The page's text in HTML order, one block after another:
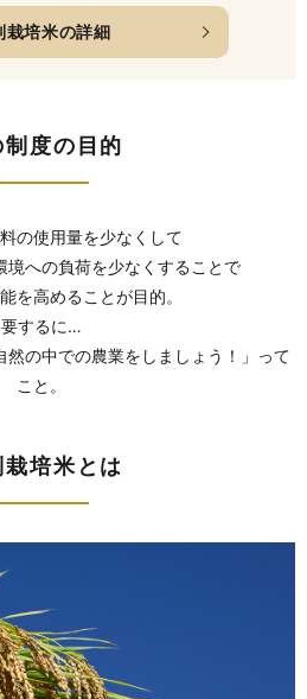
栽培米の詳細
制度の目的
の使用量を少なくして
境への負荷を少なくすることで
を高めることが目的。
要するに…
然の中での農業をしましょう！」って
こと。
栽培米とは